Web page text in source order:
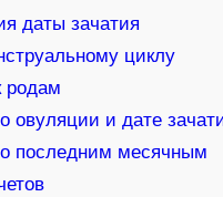
даты зачатия
циклу
родам
овуляции и дате
последним месячным